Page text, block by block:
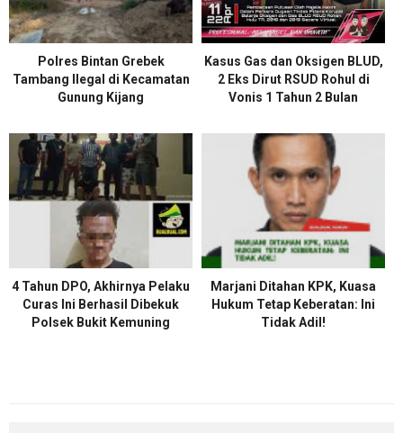
Polres Bintan Grebek
Tambang Ilegal di Kecamatan
Gunung Kijang
Kasus Gas dan Oksigen BLUD,
2 Eks Dirut RSUD Rohul di
Vonis 1 Tahun 2 Bulan
4 Tahun DPO, Akhirnya Pelaku
Curas Ini Berhasil Dibekuk
Polsek Bukit Kemuning
Marjani Ditahan KPK, Kuasa
Hukum Tetap Keberatan: Ini
Tidak Adil!